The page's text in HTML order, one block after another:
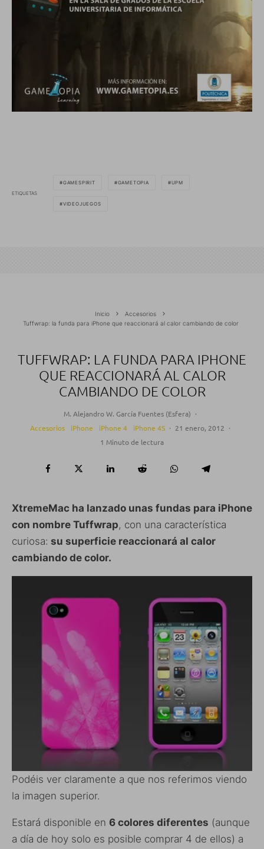
ETIQUETAS
GAMESPIRIT GAMETOPIA UPM
VIDEOJUEGOS
Inicio
Accesorios
Tuffwrap: la funda para iPhone que reaccionará al calor cambiando de color
TUFFWRAP: LA FUNDA PARA IPHONE
QUE REACCIONARÁ AL CALOR
CAMBIANDO DE COLOR
M. Alejandro W. García Fuentes (Esfera) ·
Accesorios
iPhone iPhone 4 iPhone 4S · 21 enero, 2012 ·
1 Minuto de lectura
XtremeMac ha lanzado unas fundas para iPhone
con nombre Tuffwrap, con una característica
curiosa: su superficie reaccionará al calor
cambiando de color.
Podéis ver claramente a que nos referimos viendo
la imagen superior.
Estará disponible en 6 colores diferentes (aunque
a día de hoy solo es posible comprar 4 de ellos) a